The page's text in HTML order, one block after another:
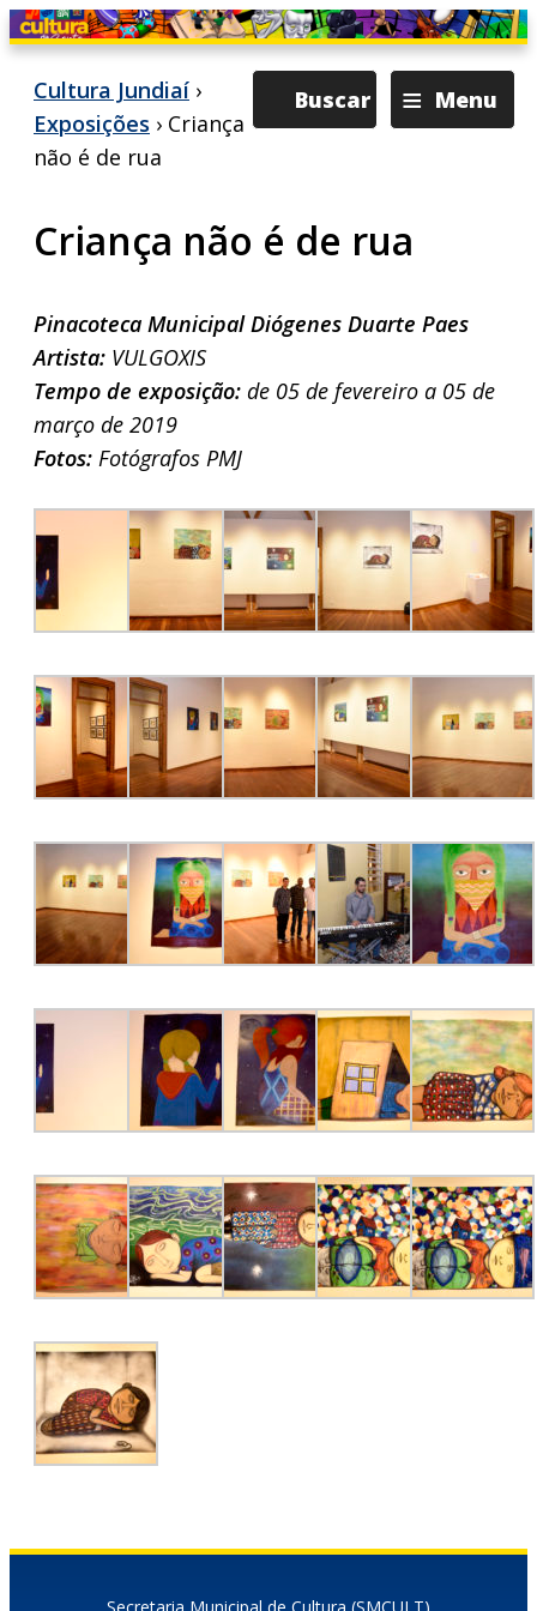
≡ Menu
Buscar
Cultura Jundiaí ›
Exposições › Criança
não é de rua
Criança não é de rua
Pinacoteca Municipal Diógenes Duarte Paes
Artista: VULGOXIS
Tempo de exposição: de 05 de fevereiro a 05 de
março de 2019
Fotos: Fotógrafos PMJ